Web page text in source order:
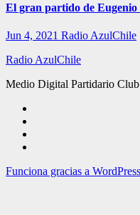
El gran partido de
Jun 4, 2021 Radio AzulChile
Radio AzulChile
Medio Digital Partidario
Funciona gracias a WordPress